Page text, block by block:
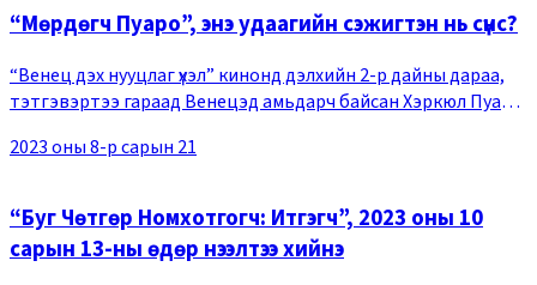
“Мөрдөгч Пуаро”, энэ удаагийн сэжигтэн нь сүнс?
“Венец дэх нууцлаг үхэл” кинонд дэлхийн 2-р дайны дараа,
тэтгэвэртээ гараад Венецэд амьдарч байсан Хэркюл Пуаро
хэрэг гарснаар хэргийн үнэн мөний
2023 оны 8-р сарын 21
“Буг Чөтгөр Номхотгогч: Итгэгч”, 2023 оны 10
сарын 13-ны өдөр нээлтээ хийнэ